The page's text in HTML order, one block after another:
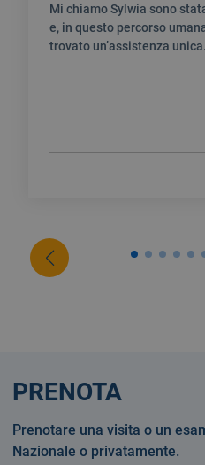
Mi chiamo Sylwia sono
e, in questo percorso
trovato un’assistenza unica.
PRENOTA
Prenotare una visita o un
Nazionale o privatamente.